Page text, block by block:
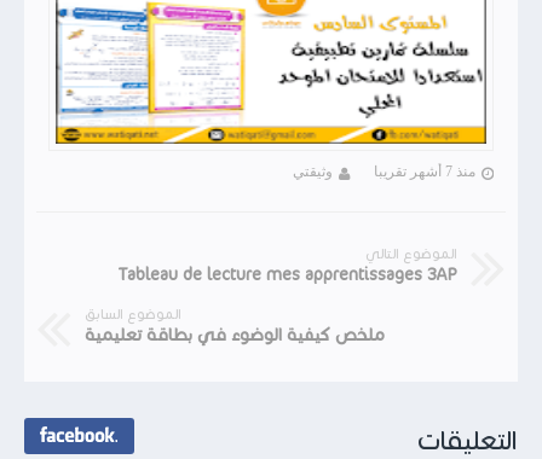
منذ 7 أشهر تقريبا وثيقتي
الموضوع التالي
Tableau de lecture mes apprentissages 3AP
الموضوع السابق
ملخص كيفية الوضوء في بطاقة تعليمية
التعليقات